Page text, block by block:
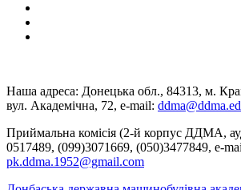
Наша адреса: Донецька обл., 84313, м.
вул. Академічна, 72, е-mail:
Приймальна комісія (2-й корпус ДДМА,
0517489, (099)3071669, (050)3477849, e-
pk.ddma.1952@gmail.com